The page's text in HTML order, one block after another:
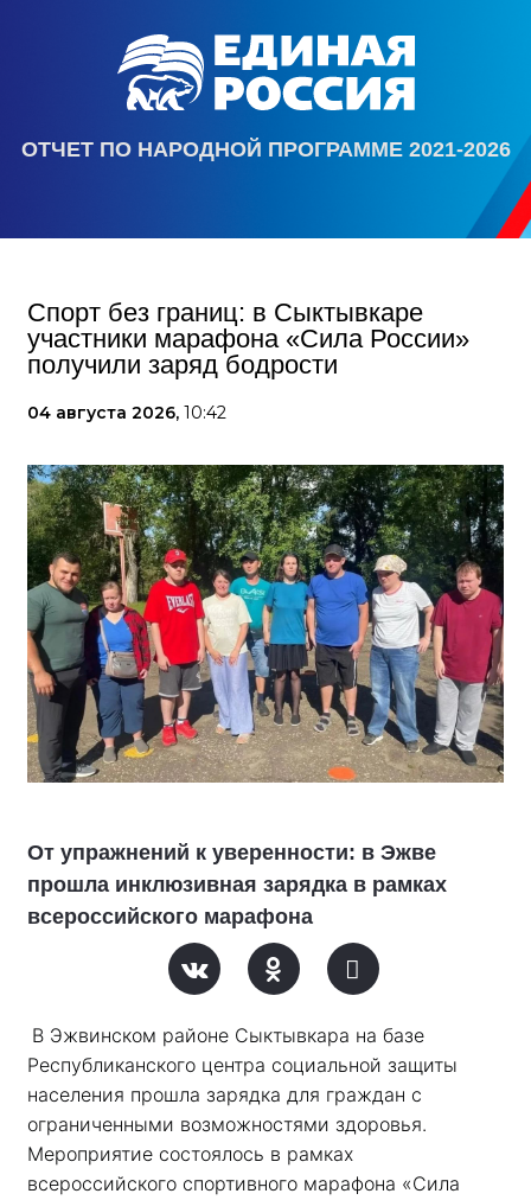
ОТЧЕТ ПО НАРОДНОЙ ПРОГРАММЕ 2021-2026
Спорт без границ: в Сыктывкаре
участники марафона «Сила России»
получили заряд бодрости
04 августа 2026, 10:42
От упражнений к уверенности: в Эжве
прошла инклюзивная зарядка в рамках
всероссийского марафона
В Эжвинском районе Сыктывкара на базе
Республиканского центра социальной защиты
населения прошла зарядка для граждан с
ограниченными возможностями здоровья.
Мероприятие состоялось в рамках
всероссийского спортивного марафона «Сила